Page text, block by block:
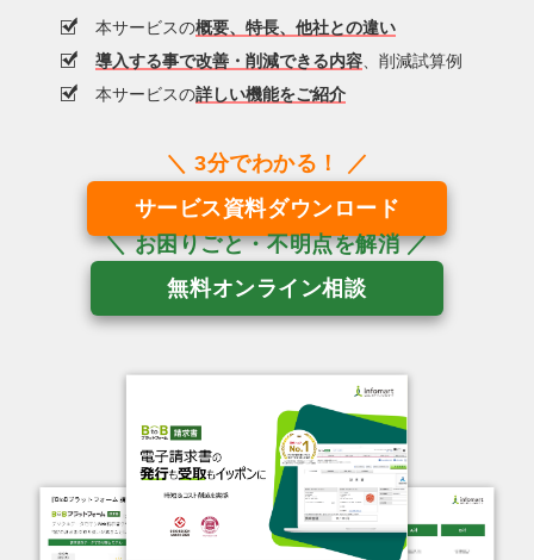
本サービスの概要、特長、他社との違い
導入する事で改善・削減できる内容、削減試算例
本サービスの詳しい機能をご紹介
サービス資料ダウンロード
無料オンライン相談